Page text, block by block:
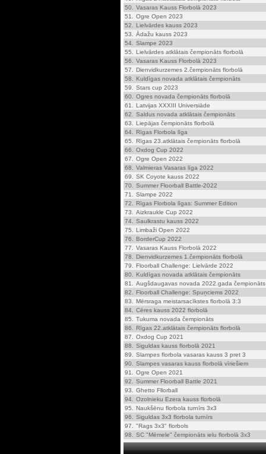
50.
Vasaras Kauss Florbolā 2023
51.
Ogre Open 2023
52.
Lielvārdes kauss 2023
53.
Ādažu kauss 2023
54.
Slampe 2023
55.
Lielvārdes atklātais čempionāts florbolā
56.
Vasaras Kauss Florbolā 2023
57.
Dienvidkurzemes 2.čempionāts florbolā
58.
Kuldīgas novada atklātais čempionāts
59.
Stars cup 2023
60.
Ogres novada čempionāts florbolā
61.
Latvijas XXXIII Universiāde
62.
Saldus novada atklātais čempionāts
63.
Liepājas čempionāts florbolā
64.
Rīgas Florbola līga
65.
Rīgas 23.atklātais čempionāts florbolā
66.
Oxdog Cup 2022
67.
Ogre Open 2022
68.
Valmieras Vasaras līga 2022
69.
SK Coyote kauss 2022
70.
Summer Floorball Battle-2022
71.
Slampe 2022
72.
Rīgas Florbola līgas: Summer Edition
73.
Aizkraukle Cup 2022
74.
Saulkrastu kauss 2022
75.
Limbaži Open 2022
76.
BorderCup 2022
77.
Vasaras Kauss Florbolā 2022
78.
Dienvidkurzemes 1.čempionāts florbolā
79.
Floorball Challenge: Lielvārde 2022
80.
Kuldīgas novada atklātais čempionāts
81.
Augšdaugavas novada 2022.gada čempionāts
82.
Floorball Challenge: Spuņciems 2022
83.
Mērsraga meistarsacīkstes florbolā 3:3
84.
Cēres kauss 2022 florbolā
85.
Tukuma novada čempionāts
86.
Rīgas 22.atklātais čempionāts florbolā
87.
Oxdog Cup 2021
88.
Siguldas kauss florbolā 2021
89.
Slampes florbola vasaras kauss 3 pret 3
90.
Slampes vasaras kauss florbolā vīriešiem
91.
Ogre Open 2021
92.
Summer Floorball Battle 2021
93.
Ghetto Fllorball
94.
Ozolnieku Ezera kauss florbolā
95.
Naukšēnu florbola turnīrs 3x3
96.
Siguldas 3x3 florbola turnīrs
97.
"Rags 3x3" florbols
98.
SC "Mēmele" čempionāts ielu florbolā 3x3